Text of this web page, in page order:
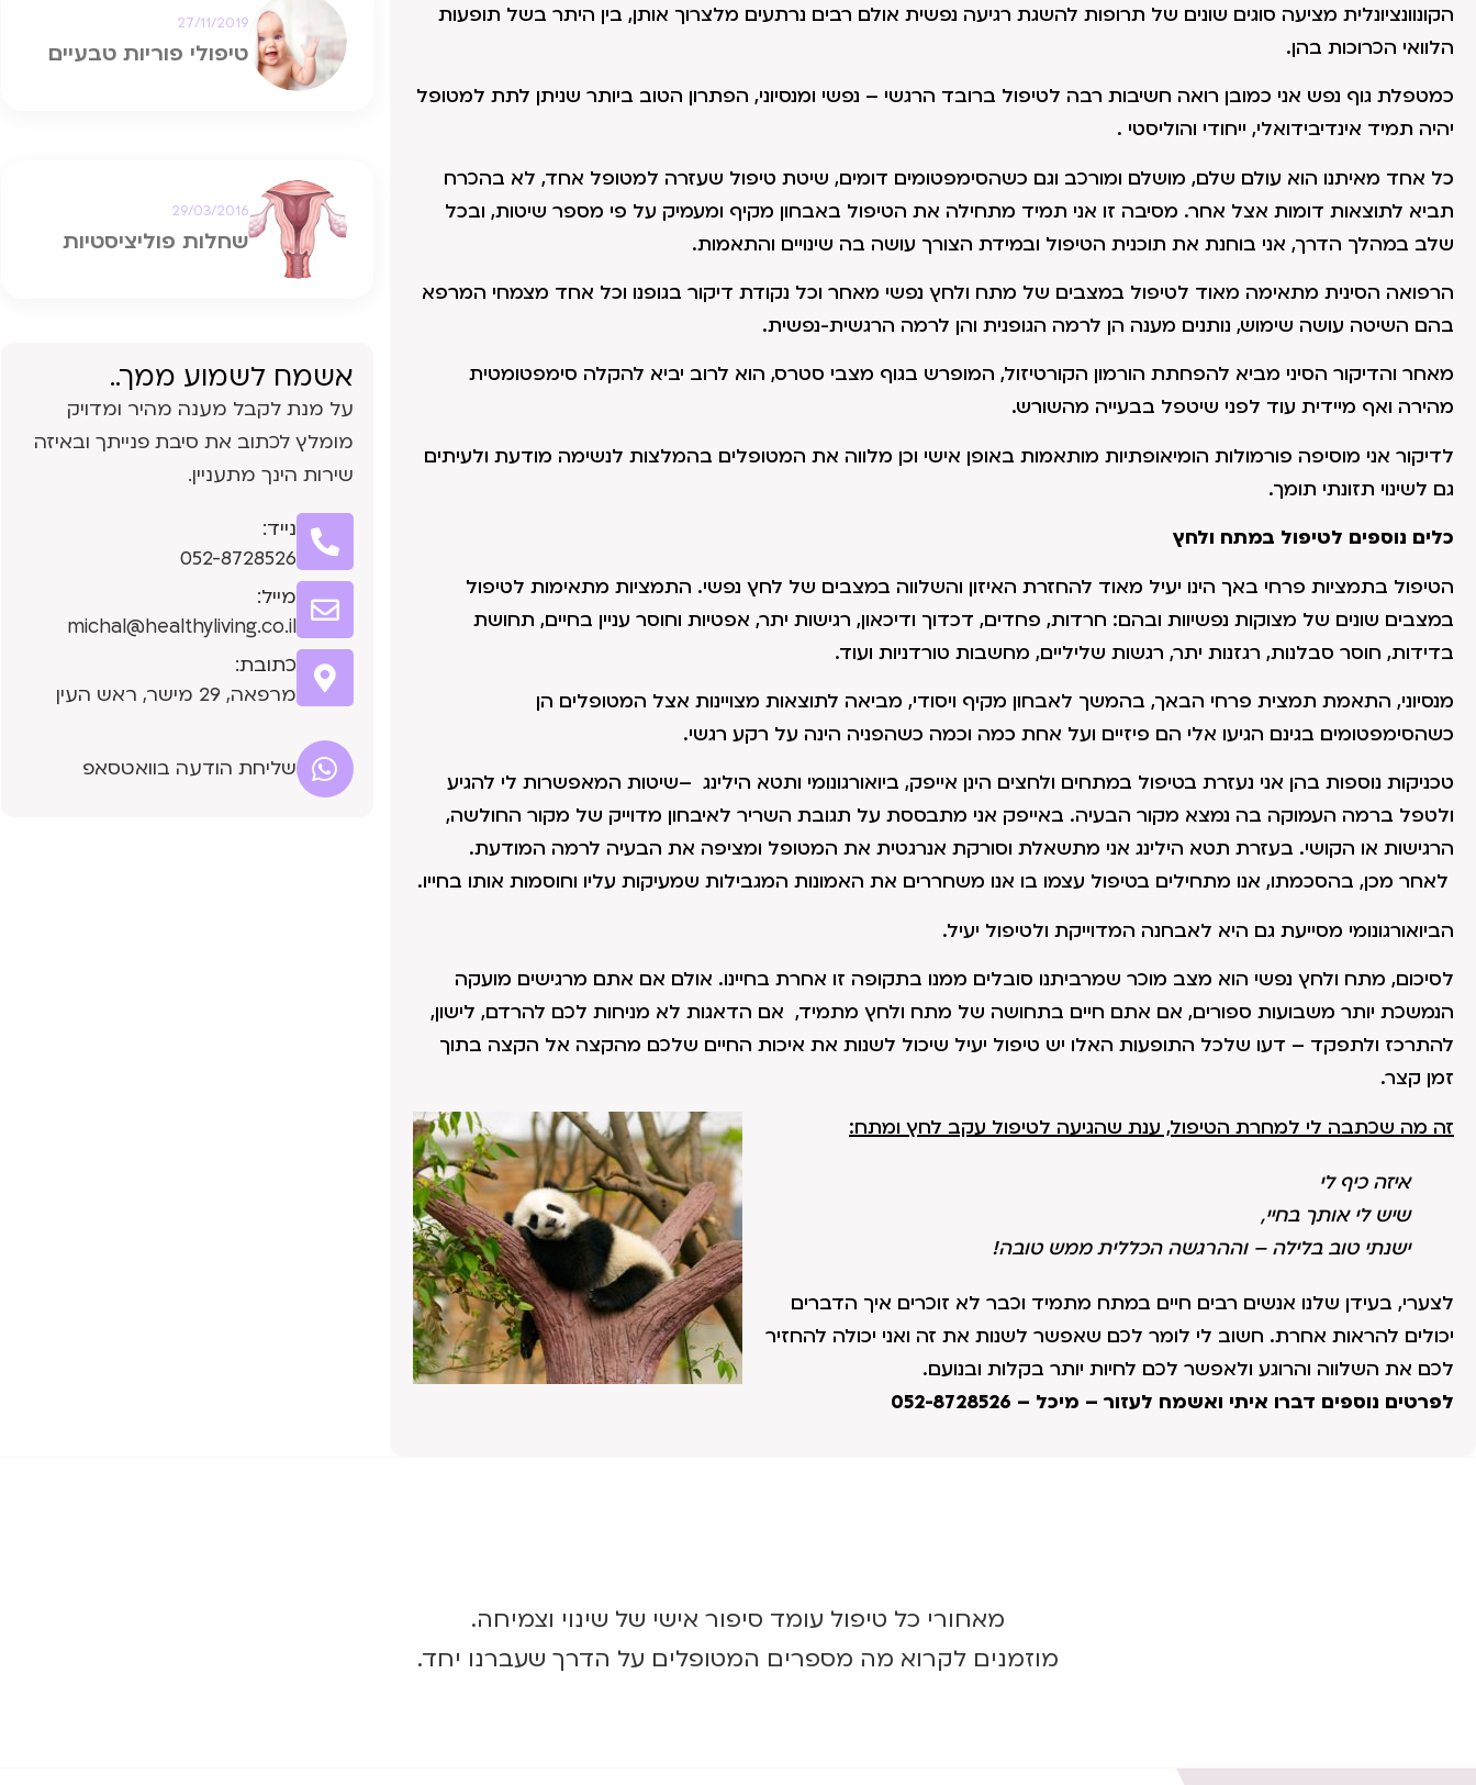
הקונוונציונלית מציעה סוגים שונים של תרופות להשגת רגיעה נפשית אולם רבים נרתעים מלצרוך אותן, בין היתר בשל תופעות
הלוואי הכרוכות בהן.
כמטפלת גוף נפש אני כמובן רואה חשיבות רבה לטיפול ברובד הרגשי – נפשי ומנסיוני, הפתרון הטוב ביותר שניתן לתת למטופל
יהיה תמיד אינדיבידואלי, ייחודי והוליסטי .
כל אחד מאיתנו הוא עולם שלם, מושלם ומורכב וגם כשהסימפטומים דומים, שיטת טיפול שעזרה למטופל אחד, לא בהכרח
תביא לתוצאות דומות אצל אחר. מסיבה זו אני תמיד מתחילה את הטיפול באבחון מקיף ומעמיק על פי מספר שיטות, ובכל
שלב במהלך הדרך, אני בוחנת את תוכנית הטיפול ובמידת הצורך עושה בה שינויים והתאמות.
הרפואה הסינית מתאימה מאוד לטיפול במצבים של מתח ולחץ נפשי מאחר וכל נקודת דיקור בגופנו וכל אחד מצמחי המרפא
בהם השיטה עושה שימוש, נותנים מענה הן לרמה הגופנית והן לרמה הרגשית-נפשית.
מאחר והדיקור הסיני מביא להפחתת הורמון הקורטיזול, המופרש בגוף מצבי סטרס, הוא לרוב יביא להקלה סימפטומטית
מהירה ואף מיידית עוד לפני שיטפל בבעייה מהשורש.
לדיקור אני מוסיפה פורמולות הומיאופתיות מותאמות באופן אישי וכן מלווה את המטופלים בהמלצות לנשימה מודעת ולעיתים
גם לשינוי תזונתי תומך.
כלים נוספים לטיפול במתח ולחץ
הטיפול בתמציות פרחי באך הינו יעיל מאוד להחזרת האיזון והשלווה במצבים של לחץ נפשי. התמציות מתאימות לטיפול
במצבים שונים של מצוקות נפשיוות ובהם: חרדות, פחדים, דכדוך ודיכאון, רגישות יתר, אפטיות וחוסר עניין בחיים, תחושת
בדידות, חוסר סבלנות, רגזנות יתר, רגשות שליליים, מחשבות טורדניות ועוד.
מנסיוני, התאמת תמצית פרחי הבאך, בהמשך לאבחון מקיף ויסודי, מביאה לתוצאות מצויינות אצל המטופלים הן
כשהסימפטומים בגינם הגיעו אלי הם פיזיים ועל אחת כמה וכמה כשהפניה הינה על רקע רגשי.
טכניקות נוספות בהן אני נעזרת בטיפול במתחים ולחצים הינן אייפק, ביואורגונומי ותטא הילינג –שיטות המאפשרות לי להגיע
ולטפל ברמה העמוקה בה נמצא מקור הבעיה. באייפק אני מתבססת על תגובת השריר לאיבחון מדוייק של מקור החולשה,
הרגישות או הקושי. בעזרת תטא הילינג אני מתשאלת וסורקת אנרגטית את המטופל ומציפה את הבעיה לרמה המודעת.
לאחר מכן, בהסכמתו, אנו מתחילים בטיפול עצמו בו אנו משחררים את האמונות המגבילות שמעיקות עליו וחוסמות אותו בחייו.
הביואורגונומי מסייעת גם היא לאבחנה המדוייקת ולטיפול יעיל.
לסיכום, מתח ולחץ נפשי הוא מצב מוכר שמרביתנו סובלים ממנו בתקופה זו אחרת בחיינו. אולם אם אתם מרגישים מועקה
הנמשכת יותר משבועות ספורים, אם אתם חיים בתחושה של מתח ולחץ מתמיד, אם הדאגות לא מניחות לכם להרדם, לישון,
להתרכז ולתפקד – דעו שלכל התופעות האלו יש טיפול יעיל שיכול לשנות את איכות החיים שלכם מהקצה אל הקצה בתוך
זמן קצר.
זה מה שכתבה לי למחרת הטיפול, ענת שהגיעה לטיפול עקב לחץ ומתח:
איזה כיף לי
שיש לי אותך בחיי,
ישנתי טוב בלילה – וההרגשה הכללית ממש טובה!
לצערי, בעידן שלנו אנשים רבים חיים במתח מתמיד וכבר לא זוכרים איך הדברים
יכולים להראות אחרת. חשוב לי לומר לכם שאפשר לשנות את זה ואני יכולה להחזיר
לכם את השלווה והרוגע ולאפשר לכם לחיות יותר בקלות ובנועם.
לפרטים נוספים דברו איתי ואשמח לעזור – מיכל – 052-8728526
טיפולי פוריות טבעיים
27/11/2019
שחלות פוליציסטיות
29/03/2016
אשמח לשמוע ממך..
על מנת לקבל מענה מהיר ומדויק
מומלץ לכתוב את סיבת פנייתך ובאיזה
שירות הינך מתעניין.
נייד:
052-8728526
מייל:
michal@healthyliving.co.il
כתובת:
מרפאה, 29 מישר, ראש העין
שליחת הודעה בוואטסאפ
מאחורי כל טיפול עומד סיפור אישי של שינוי וצמיחה.
מוזמנים לקרוא מה מספרים המטופלים על הדרך שעברנו יחד.